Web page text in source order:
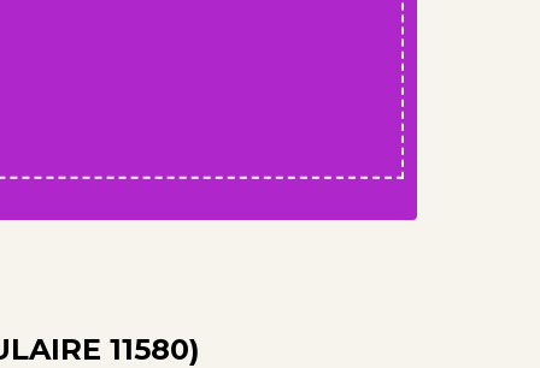
11580)